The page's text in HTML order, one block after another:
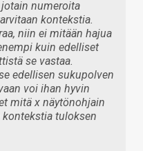
numeroita
kontekstia.
niin ei mitään hajua
kuin edelliset
se vastaa.
edellisen sukupolven
voi ihan hyvin
mitä x näytönohjain
kontekstia tuloksen